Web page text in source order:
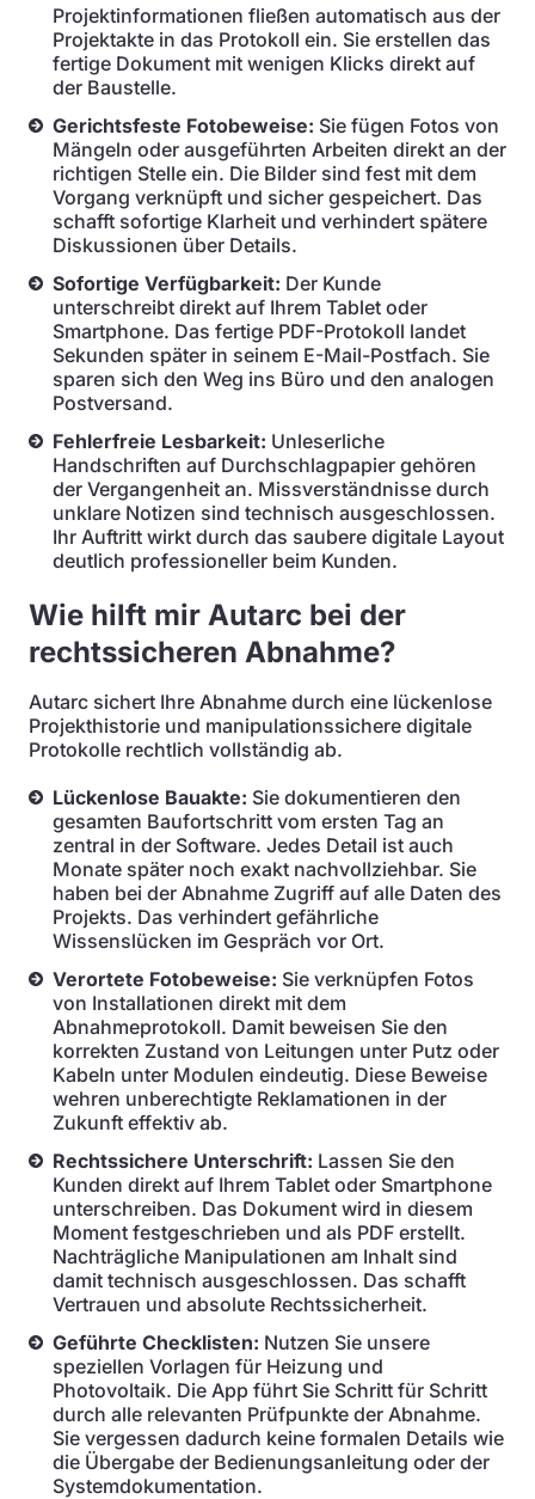
Projektinformationen fließen automatisch aus der
Projektakte in das Protokoll ein. Sie erstellen das
fertige Dokument mit wenigen Klicks direkt auf
der Baustelle.
Gerichtsfeste Fotobeweise: Sie fügen Fotos von
Mängeln oder ausgeführten Arbeiten direkt an der
richtigen Stelle ein. Die Bilder sind fest mit dem
Vorgang verknüpft und sicher gespeichert. Das
schafft sofortige Klarheit und verhindert spätere
Diskussionen über Details.
Sofortige Verfügbarkeit: Der Kunde
unterschreibt direkt auf Ihrem Tablet oder
Smartphone. Das fertige PDF-Protokoll landet
Sekunden später in seinem E-Mail-Postfach. Sie
sparen sich den Weg ins Büro und den analogen
Postversand.
Fehlerfreie Lesbarkeit: Unleserliche
Handschriften auf Durchschlagpapier gehören
der Vergangenheit an. Missverständnisse durch
unklare Notizen sind technisch ausgeschlossen.
Ihr Auftritt wirkt durch das saubere digitale Layout
deutlich professioneller beim Kunden.
Wie hilft mir Autarc bei der
rechtssicheren Abnahme?
Autarc sichert Ihre Abnahme durch eine lückenlose
Projekthistorie und manipulationssichere digitale
Protokolle rechtlich vollständig ab.
Lückenlose Bauakte: Sie dokumentieren den
gesamten Baufortschritt vom ersten Tag an
zentral in der Software. Jedes Detail ist auch
Monate später noch exakt nachvollziehbar. Sie
haben bei der Abnahme Zugriff auf alle Daten des
Projekts. Das verhindert gefährliche
Wissenslücken im Gespräch vor Ort.
Verortete Fotobeweise: Sie verknüpfen Fotos
von Installationen direkt mit dem
Abnahmeprotokoll. Damit beweisen Sie den
korrekten Zustand von Leitungen unter Putz oder
Kabeln unter Modulen eindeutig. Diese Beweise
wehren unberechtigte Reklamationen in der
Zukunft effektiv ab.
Rechtssichere Unterschrift: Lassen Sie den
Kunden direkt auf Ihrem Tablet oder Smartphone
unterschreiben. Das Dokument wird in diesem
Moment festgeschrieben und als PDF erstellt.
Nachträgliche Manipulationen am Inhalt sind
damit technisch ausgeschlossen. Das schafft
Vertrauen und absolute Rechtssicherheit.
Geführte Checklisten: Nutzen Sie unsere
speziellen Vorlagen für Heizung und
Photovoltaik. Die App führt Sie Schritt für Schritt
durch alle relevanten Prüfpunkte der Abnahme.
Sie vergessen dadurch keine formalen Details wie
die Übergabe der Bedienungsanleitung oder der
Systemdokumentation.